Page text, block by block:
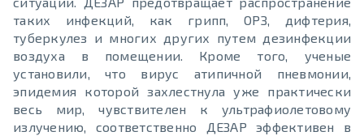
таких инфекций, как грипп, ОРЗ, дифтерия,
туберкулез и многих других путем дезинфекции
воздуха в помещении. Кроме того, ученые
установили, что вирус атипичной пневмонии,
эпидемия которой захлестнула уже практически
весь мир, чувствителен к ультрафиолетовому
излучению, соответственно ДЕЗАР эффективен в